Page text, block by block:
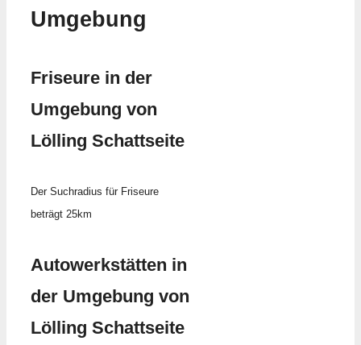
Umgebung
Friseure in der
Umgebung von
Lölling Schattseite
Der Suchradius für Friseure
beträgt 25km
Autowerkstätten in
der Umgebung von
Lölling Schattseite